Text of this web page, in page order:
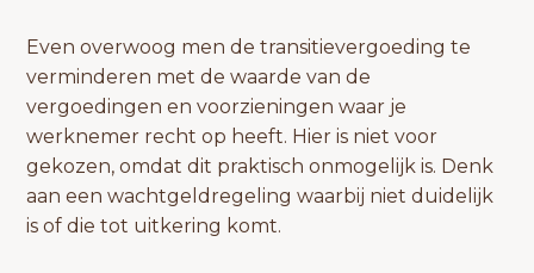
Even overwoog men de transitievergoeding te
verminderen met de waarde van de
vergoedingen en voorzieningen waar je
werknemer recht op heeft. Hier is niet voor
gekozen, omdat dit praktisch onmogelijk is. Denk
aan een wachtgeldregeling waarbij niet duidelijk
is of die tot uitkering komt.